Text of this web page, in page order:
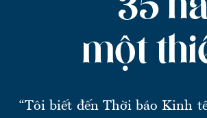
“Tôi biết đến Thời báo Kinh